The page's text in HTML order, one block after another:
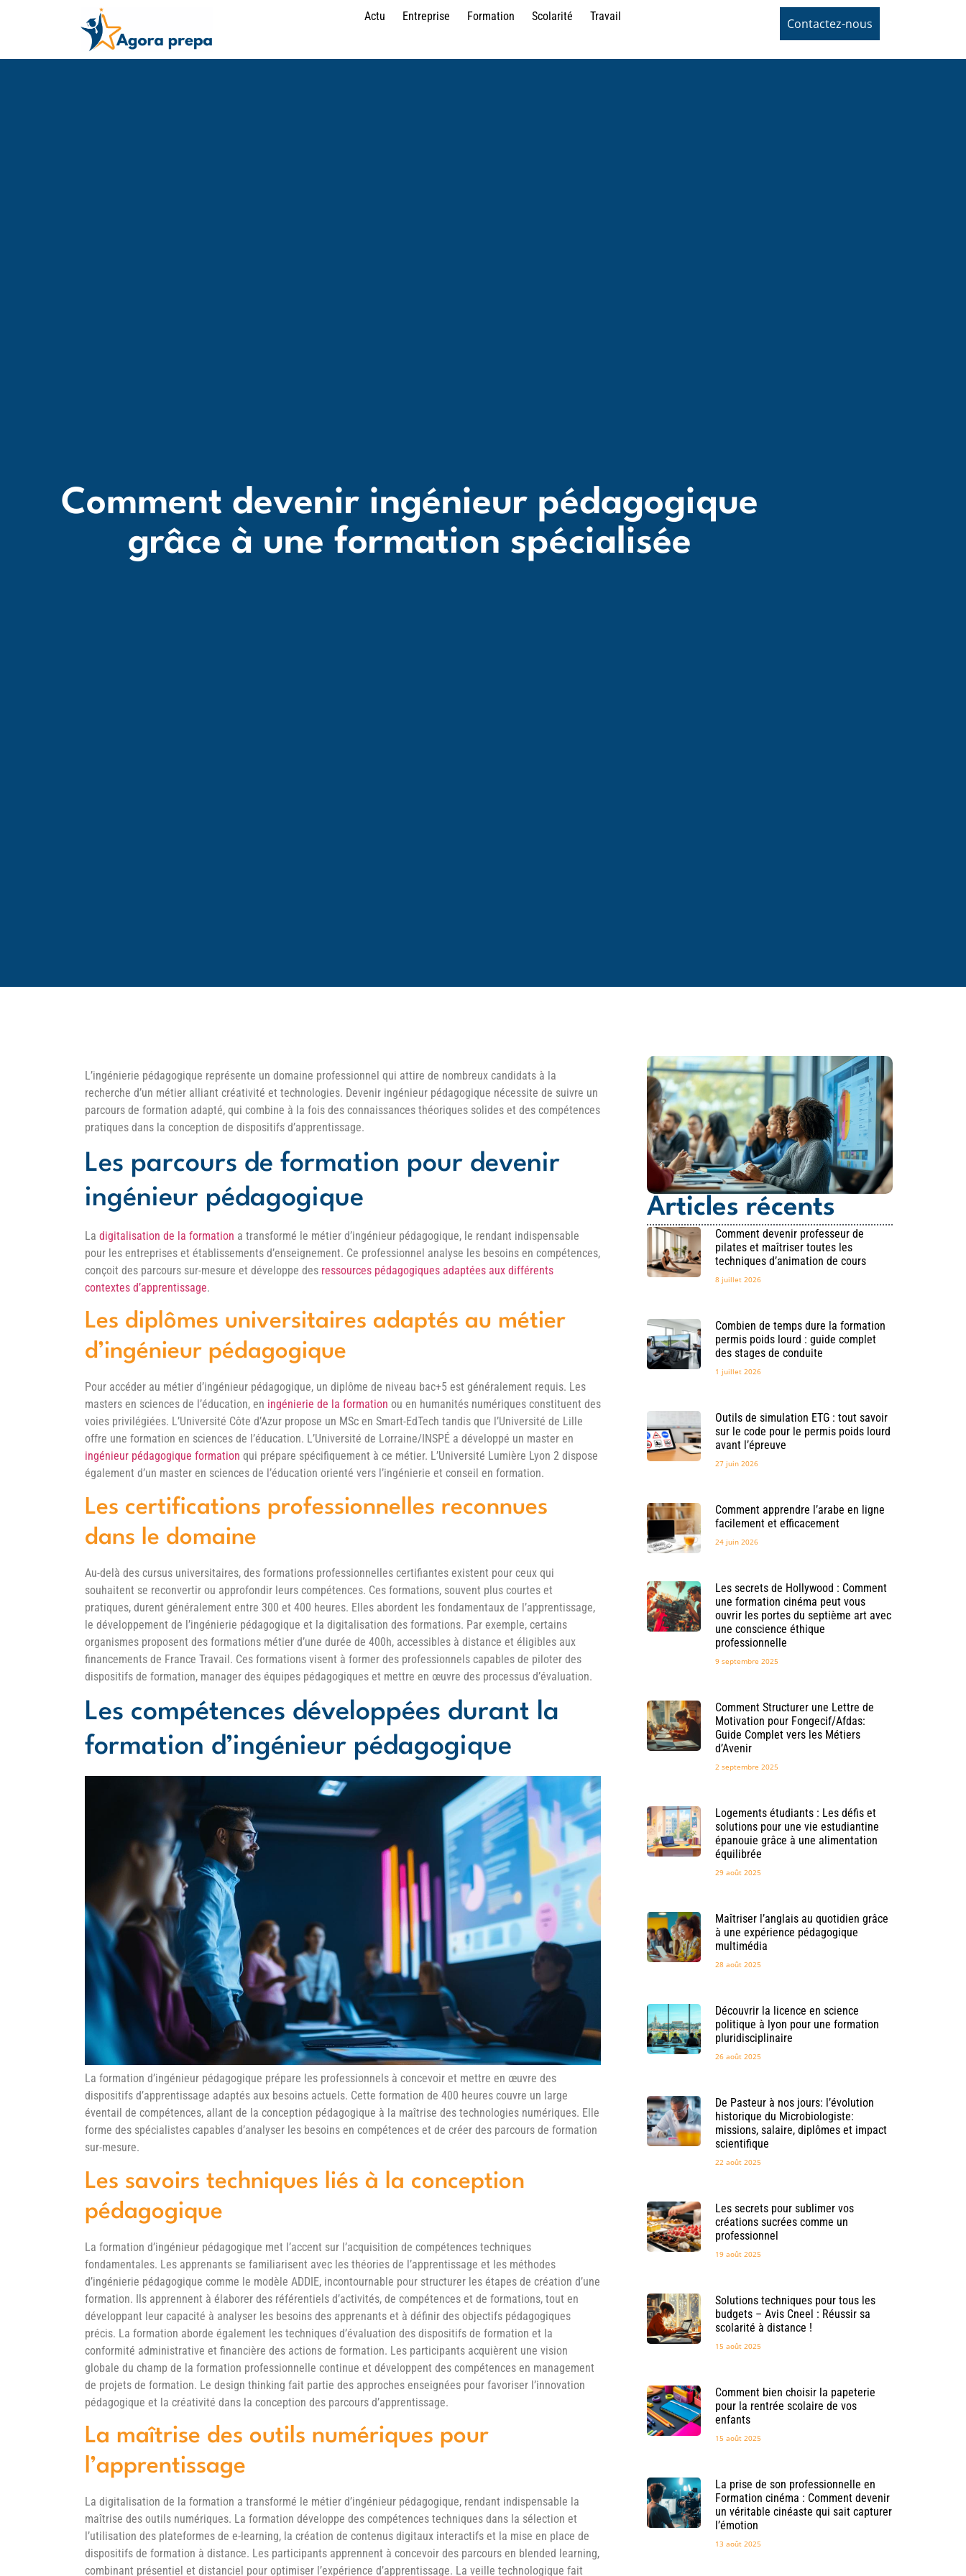
Actu Entreprise Formation Scolarité Travail Contactez-nous
Comment devenir ingénieur pédagogique
grâce à une formation spécialisée
L’ingénierie pédagogique représente un domaine professionnel qui attire de nombreux candidats à la
recherche d’un métier alliant créativité et technologies. Devenir ingénieur pédagogique nécessite de suivre un
parcours de formation adapté, qui combine à la fois des connaissances théoriques solides et des compétences
pratiques dans la conception de dispositifs d’apprentissage.
Les parcours de formation pour devenir
ingénieur pédagogique
La digitalisation de la formation a transformé le métier d’ingénieur pédagogique, le rendant indispensable
pour les entreprises et établissements d’enseignement. Ce professionnel analyse les besoins en compétences,
conçoit des parcours sur-mesure et développe des ressources pédagogiques adaptées aux différents
contextes d’apprentissage.
Les diplômes universitaires adaptés au métier
d’ingénieur pédagogique
Pour accéder au métier d’ingénieur pédagogique, un diplôme de niveau bac+5 est généralement requis. Les
masters en sciences de l’éducation, en ingénierie de la formation ou en humanités numériques constituent des
voies privilégiées. L’Université Côte d’Azur propose un MSc en Smart-EdTech tandis que l’Université de Lille
offre une formation en sciences de l’éducation. L’Université de Lorraine/INSPÉ a développé un master en
ingénieur pédagogique formation qui prépare spécifiquement à ce métier. L’Université Lumière Lyon 2 dispose
également d’un master en sciences de l’éducation orienté vers l’ingénierie et conseil en formation.
Les certifications professionnelles reconnues
dans le domaine
Au-delà des cursus universitaires, des formations professionnelles certifiantes existent pour ceux qui
souhaitent se reconvertir ou approfondir leurs compétences. Ces formations, souvent plus courtes et
pratiques, durent généralement entre 300 et 400 heures. Elles abordent les fondamentaux de l’apprentissage,
le développement de l’ingénierie pédagogique et la digitalisation des formations. Par exemple, certains
organismes proposent des formations métier d’une durée de 400h, accessibles à distance et éligibles aux
financements de France Travail. Ces formations visent à former des professionnels capables de piloter des
dispositifs de formation, manager des équipes pédagogiques et mettre en œuvre des processus d’évaluation.
Les compétences développées durant la
formation d’ingénieur pédagogique
La formation d’ingénieur pédagogique prépare les professionnels à concevoir et mettre en œuvre des
dispositifs d’apprentissage adaptés aux besoins actuels. Cette formation de 400 heures couvre un large
éventail de compétences, allant de la conception pédagogique à la maîtrise des technologies numériques. Elle
forme des spécialistes capables d’analyser les besoins en compétences et de créer des parcours de formation
sur-mesure.
Les savoirs techniques liés à la conception
pédagogique
La formation d’ingénieur pédagogique met l’accent sur l’acquisition de compétences techniques
fondamentales. Les apprenants se familiarisent avec les théories de l’apprentissage et les méthodes
d’ingénierie pédagogique comme le modèle ADDIE, incontournable pour structurer les étapes de création d’une
formation. Ils apprennent à élaborer des référentiels d’activités, de compétences et de formations, tout en
développant leur capacité à analyser les besoins des apprenants et à définir des objectifs pédagogiques
précis. La formation aborde également les techniques d’évaluation des dispositifs de formation et la
conformité administrative et financière des actions de formation. Les participants acquièrent une vision
globale du champ de la formation professionnelle continue et développent des compétences en management
de projets de formation. Le design thinking fait partie des approches enseignées pour favoriser l’innovation
pédagogique et la créativité dans la conception des parcours d’apprentissage.
La maîtrise des outils numériques pour
l’apprentissage
La digitalisation de la formation a transformé le métier d’ingénieur pédagogique, rendant indispensable la
maîtrise des outils numériques. La formation développe des compétences techniques dans la sélection et
l’utilisation des plateformes de e-learning, la création de contenus digitaux interactifs et la mise en place de
dispositifs de formation à distance. Les participants apprennent à concevoir des parcours en blended learning,
combinant présentiel et distanciel pour optimiser l’expérience d’apprentissage. La veille technologique fait
Articles récents
Comment devenir professeur de
pilates et maîtriser toutes les
techniques d’animation de cours
8 juillet 2026
Combien de temps dure la formation
permis poids lourd : guide complet
des stages de conduite
1 juillet 2026
Outils de simulation ETG : tout savoir
sur le code pour le permis poids lourd
avant l’épreuve
27 juin 2026
Comment apprendre l’arabe en ligne
facilement et efficacement
24 juin 2026
Les secrets de Hollywood : Comment
une formation cinéma peut vous
ouvrir les portes du septième art avec
une conscience éthique
professionnelle
9 septembre 2025
Comment Structurer une Lettre de
Motivation pour Fongecif/Afdas:
Guide Complet vers les Métiers
d’Avenir
2 septembre 2025
Logements étudiants : Les défis et
solutions pour une vie estudiantine
épanouie grâce à une alimentation
équilibrée
29 août 2025
Maîtriser l’anglais au quotidien grâce
à une expérience pédagogique
multimédia
28 août 2025
Découvrir la licence en science
politique à lyon pour une formation
pluridisciplinaire
26 août 2025
De Pasteur à nos jours: l’évolution
historique du Microbiologiste:
missions, salaire, diplômes et impact
scientifique
22 août 2025
Les secrets pour sublimer vos
créations sucrées comme un
professionnel
19 août 2025
Solutions techniques pour tous les
budgets – Avis Cneel : Réussir sa
scolarité à distance !
15 août 2025
Comment bien choisir la papeterie
pour la rentrée scolaire de vos
enfants
15 août 2025
La prise de son professionnelle en
Formation cinéma : Comment devenir
un véritable cinéaste qui sait capturer
l’émotion
13 août 2025